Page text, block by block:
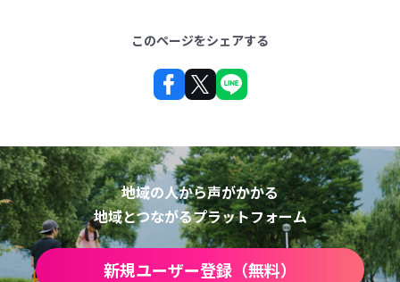
このページをシェアする
地域の人から声がかかる
地域とつながるプラットフォーム
新規ユーザー登録（無料）